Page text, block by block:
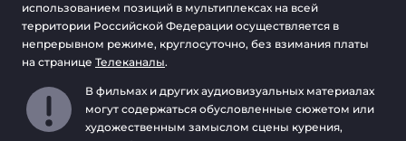
использованием позиций в мультиплексах на всей
территории Российской Федерации осуществляется в
непрерывном режиме, круглосуточно, без взимания платы
на странице Телеканалы.
В фильмах и других аудиовизуальных материалах
могут содержаться обусловленные сюжетом или
художественным замыслом сцены курения,